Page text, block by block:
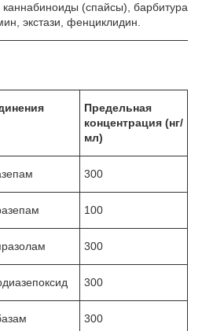
каннабиноиды (спайсы),
экстази, фенциклидин.
Предельная
концентрация (нг/
мл)
300
100
300
300
300